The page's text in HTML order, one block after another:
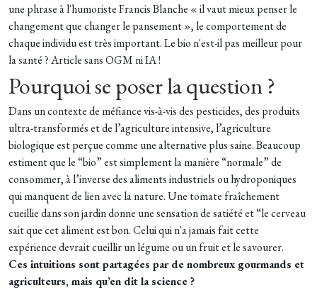
une phrase à l'humoriste Francis Blanche « il vaut mieux penser le
changement que changer le pansement », le comportement de
chaque individu est très important.Le bio n'est-il pas meilleur pour
la santé ? Article sans OGM ni IA !
Pourquoi se poser la question ?
Dans un contexte de méfiance vis-à-vis des pesticides, des produits
ultra-transformés et de l’agriculture intensive, l’agriculture
biologique est perçue comme une alternative plus saine. Beaucoup
estiment que le “bio” est simplement la manière “normale” de
consommer, à l’inverse des aliments industriels ou hydroponiques
qui manquent de lien avec la nature. Une tomate fraîchement
cueillie dans son jardin donne une sensation de satiété et “le cerveau
sait que cet aliment est bon. Celui qui n'a jamais fait cette
expérience devrait cueillir un légume ou un fruit et le savourer.
Ces intuitions sont partagées par de nombreux gourmands et
agriculteurs, mais qu’en dit la science ?